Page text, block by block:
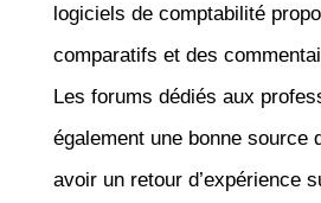
logiciels de comptabilité
comparatifs et des
Les forums dédiés aux
également une bonne source
avoir un retour d’expérience